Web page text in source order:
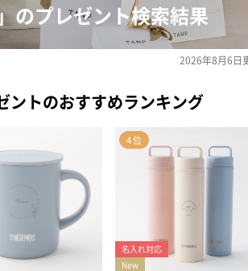
のプレゼント検索結果
2026年8月6日
ントのおすすめランキング